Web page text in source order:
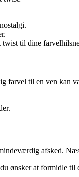
twist til dine
til en ven kan
afsked.
ønsker at formidle til